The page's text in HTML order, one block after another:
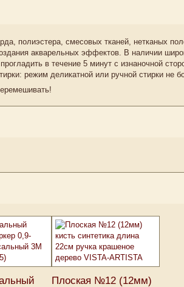
полиэстера, смесовых тканей, нетканых
акварельных эффектов. В наличии
в течение 5 минут с изнаночной
режим деликатной или ручной стирки не
Плоская №12 (12мм)